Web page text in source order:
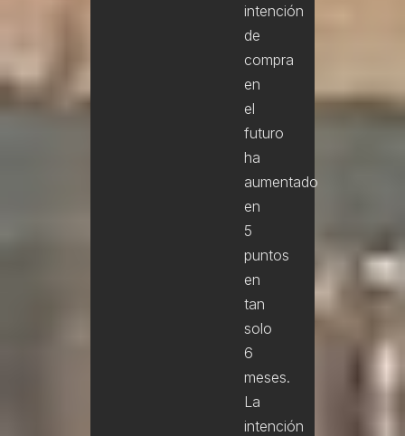
intención
de
compra
en
el
futuro
ha
aumentado
en
5
puntos
en
tan
solo
6
meses.
La
intención